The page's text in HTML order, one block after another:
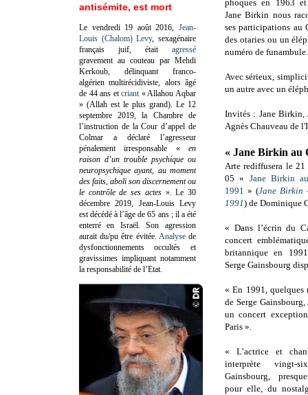
phoques en 1963 et
Jane Birkin nous
ses participations au
des otaries ou un
numéro de funambule.
Avec sérieux,
un autre avec un
Invités : Jane Birkin,
Agnès Chauveau de
« Jane Birkin au
Arte rediffusera le
05 « Jane Birkin
1991 » (Jane Birkin
1991) de Dominique
« Dans l’écrin du
concert
britannique en
Serge Gainsbourg
« En 1991, quelques
de Serge
un concert
Paris ».
« L’actrice et
interprète vingt-
Gainsbourg,
pour elle, du
antisémite, est mort
Le vendredi 19 août 2016, Jean-
Louis (Chalom) Levy, sexagénaire
français juif, était agressé
gravement au couteau par Mehdi
Kerkoub, délinquant franco-
algérien multirécidiviste, alors âgé
de 44 ans etcriant « Allahou Aqbar
» (Allah est le plus grand). Le 12
septembre 2019, la Chambre de
l’instruction de la Cour d’appel de
Colmar a déclaré l’agresseur
pénalement irresponsable «en
raison d’un trouble psychique ou
neuropsychique ayant, au moment
des faits, aboli son discernement ou
le contrôle de ses actes». Le 30
décembre 2019, Jean-Louis Levy
est décédé à l’âge de 65 ans ; il a été
enterré en Israël. Son agression
aurait du/pu être évitée. Analysede
dysfonctionnements occultés et
gravissimes impliquant notamment
la responsabilité de l’Etat.